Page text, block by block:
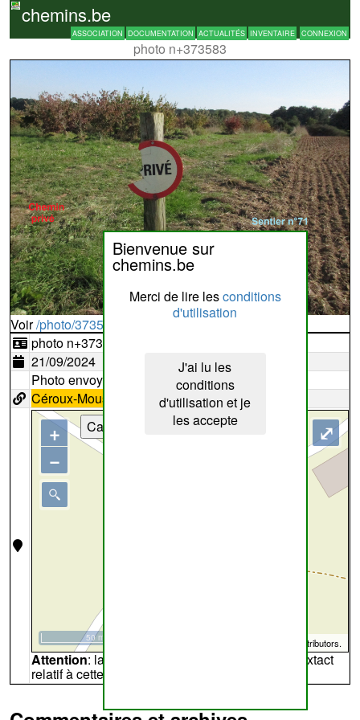
chemins.be
ASSOCIATION DOCUMENTATION ACTUALITÉS INVENTAIRE CONNEXION
photo n+373583
Bienvenue sur
chemins.be
Merci de lire lesconditions
d'utilisation
J'ai lu les
conditions
d'utilisation et je
les accepte
Voir/photo/373583?typ=d
photo n+373583
21/09/2024
Photo envoyée par
Lemon
Céroux-Mousty
contributors.
50 m
+
−
⤢
Cartes
Attention: la carte peut ne pas refléter l'endroit extact
relatif à cette archive